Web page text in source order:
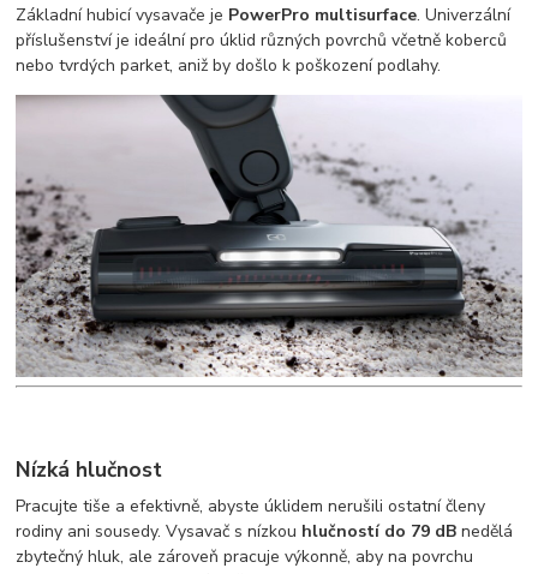
Základní hubicí vysavače je PowerPro multisurface. Univerzální
příslušenství je ideální pro úklid různých povrchů včetně koberců
nebo tvrdých parket, aniž by došlo k poškození podlahy.
Nízká hlučnost
Pracujte tiše a efektivně, abyste úklidem nerušili ostatní členy
rodiny ani sousedy. Vysavač s nízkou hlučností do 79 dB nedělá
zbytečný hluk, ale zároveň pracuje výkonně, aby na povrchu